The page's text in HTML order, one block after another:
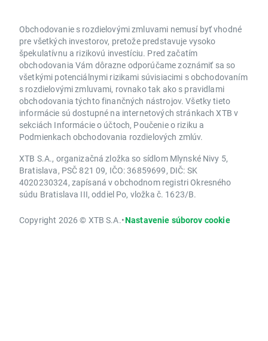
Obchodovanie s rozdielovými zmluvami nemusí byť vhodné
pre všetkých investorov, pretože predstavuje vysoko
špekulatívnu a rizikovú investíciu. Pred začatím
obchodovania Vám dôrazne odporúčame zoznámiť sa so
všetkými potenciálnymi rizikami súvisiacimi s obchodovaním
s rozdielovými zmluvami, rovnako tak ako s pravidlami
obchodovania týchto finančných nástrojov. Všetky tieto
informácie sú dostupné na internetových stránkach XTB v
sekciách Informácie o účtoch, Poučenie o riziku a
Podmienkach obchodovania rozdielových zmlúv.
XTB S.A., organizačná zložka so sídlom Mlynské Nivy 5,
Bratislava, PSČ 821 09, IČO: 36859699, DIČ: SK
4020230324, zapísaná v obchodnom registri Okresného
súdu Bratislava III, oddiel Po, vložka č. 1623/B.
Copyright 2026 © XTB S.A.•Nastavenie súborov cookie